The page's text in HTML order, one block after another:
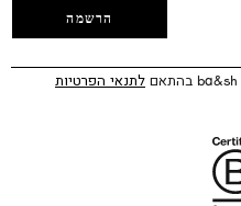
לתנאי הפרטיות